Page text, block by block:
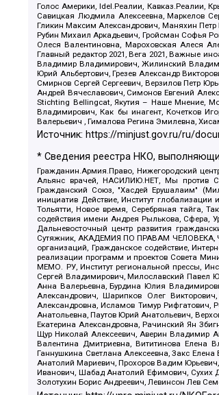
Голос Америки, Idel.Реалии, Кавказ.Реалии,
Савицкая Людмила Алексеевна, Маркелов
Гликин Максим Александрович, Маняхин
Рубин Михаил Аркадьевич, Гройсман Софья
Олеся Валентиновна, Мароховская Алеся
Главный редактор 2021, Вега 2021, Важные
Владимир Владимирович, Жилинский
Юрий Альбертович, Грезев Александр
Смирнов Сергей Сергеевич, Верзилов Петр
Андрей Вячеславович, Симонов Евгений
Stichting Bellingcat, Якутия – Наше Мнение,
Владимирович, Как бы инагент, Кочетков
Валерьевич , Гималова Регина Эмилевна,
Источник: https://minjust.gov.ru/ru/
* Сведения реестра НКО,
Гражданин.Армия.Право, Нижегородский
Альянс врачей, НАСИЛИЮ.НЕТ, Мы против
Гражданский Союз, "Хасдей Ерушалаим"
инициатив Действие, Институт
Тольятти, Новое время, Серебряная тайга,
содействия имени Андрея Рылькова, Сфера,
Дальневосточный центр развития
Сутяжник, АКАДЕМИЯ ПО ПРАВАМ ЧЕЛОВЕКА,
организаций, Гражданское содействие,
реализации программ и проектов Совета
МЕМО. РУ, Институт региональной прессы,
Сергей Владимирович, Милославский Павел
Анна Валерьевна, Бурдина Юлия
Александрович, Шарипков Олег
Александровна, Исламов Тимур Рифгатович,
Анатольевна, Паутов Юрий Анатольевич,
Екатерина Александровна, Рачинский Ян
Щур Николай Алексеевич, Аверин Владимир
Валентина Дмитриевна, Вититинова Елена
Ганнушкина Светлана Алексеевна, Закс
Анатолий Мариевич, Прохоров Вадим
Иванович, Шабад Анатолий Ефимович, Сухих
Золотухин Борис Андреевич, Левинсон Лев